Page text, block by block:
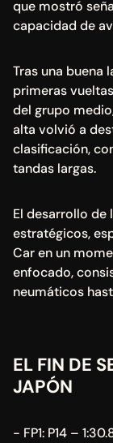
que mostró
capacidad de
Tras una buena
primeras
del grupo
alta volvió a
clasificación,
tandas largas.
El desarrollo de
estratégicos,
Car en un
enfocado,
neumáticos
EL FIN DE
JAPÓN
- FP1: P14 –